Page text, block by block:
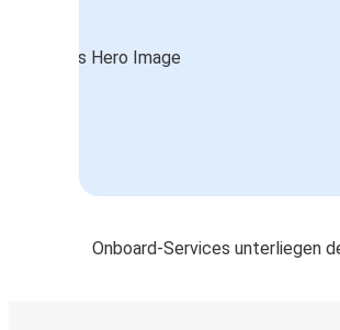
Onboard-Services unterliegen